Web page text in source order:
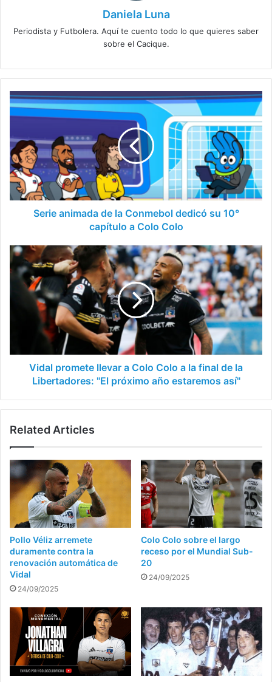
Daniela Luna
Periodista y Futbolera. Aquí te cuento todo lo que quieres saber
sobre el Cacique.
Serie
animada
Conmebol
dedicó
su
10°
capítulo
Serie animada de la Conmebol dedicó su 10°
capítulo a Colo Colo
Vidal
promete
llevar
final
"El
año
Vidal promete llevar a Colo Colo a la final de la
Libertadores: "El próximo año estaremos así"
Related Articles
Pollo Véliz arremete
duramente contra la
renovación automática de
Vidal
24/09/2025
Colo Colo sobre el largo
receso por el Mundial Sub-
20
24/09/2025